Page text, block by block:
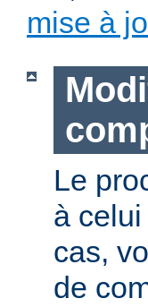
mise à
Le
à
cas,
de